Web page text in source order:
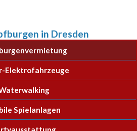
in Dresden
Elektrofahrzeuge
Spielanlagen